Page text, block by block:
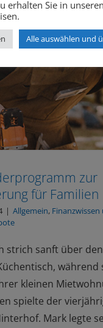
zur
für Familien
| Allgemein,
strich sanft über den
während
kleinen
spielte der
Mark legte
erhalten Sie in unseren
Alle auswählen und